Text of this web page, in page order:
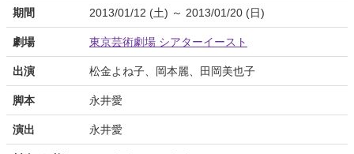
期間 2013/01/12 (土) ～ 2013/01/20 (日)
劇場 東京芸術劇場 シアターイースト
出演 松金よね子、岡本麗、田岡美也子
脚本 永井愛
演出 永井愛